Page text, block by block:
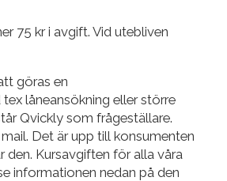
75 kr i avgift. Vid utebliven
göras en
låneansökning eller större
Qvickly som frågeställare.
Det är upp till konsumenten
Kursavgiften för alla våra
informationen nedan på den